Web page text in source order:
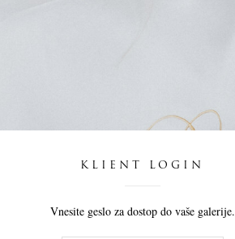
KLIENT LOGIN
Vnesite geslo za dostop do vaše galerije.